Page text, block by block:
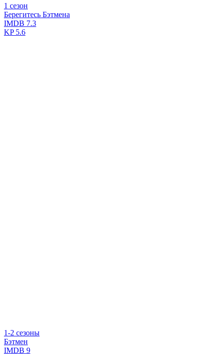
1 сезон
Берегитесь Бэтмена
IMDB 7.3
KP5.6
1-2 сезоны
Бэтмен
IMDB 9